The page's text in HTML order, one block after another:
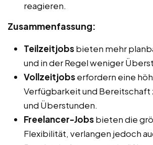
reagieren.
Zusammenfassung:
Teilzeitjobsbieten mehr
und in der Regel weniger
Vollzeitjobserfordern eine
Verfügbarkeit und Bereitschaft
und Überstunden.
Freelancer-Jobsbieten die
Flexibilität, verlangen jedoch